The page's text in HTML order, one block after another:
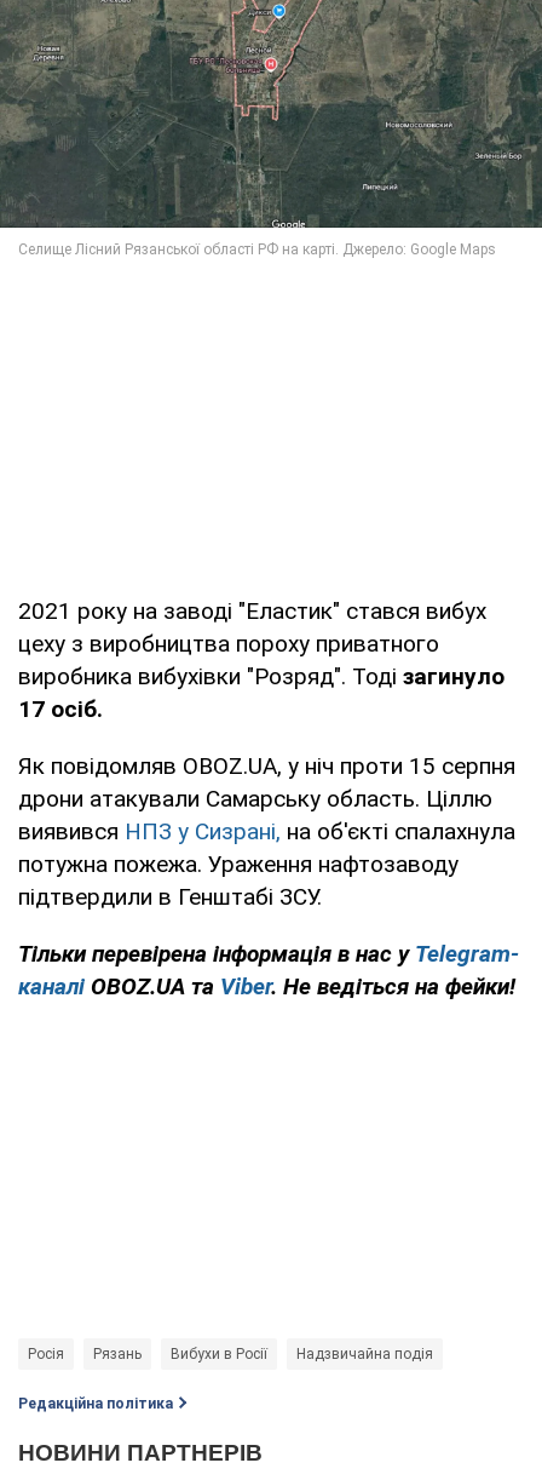
2021 року на заводі "Еластик" стався вибух
цеху з виробництва пороху приватного
виробника вибухівки "Розряд". Тоді загинуло
17 осіб.
Як повідомляв OBOZ.UA, у ніч проти 15 серпня
дрони атакували Самарську область. Ціллю
виявився НПЗ у Сизрані, на об'єкті спалахнула
потужна пожежа. Ураження нафтозаводу
підтвердили в Генштабі ЗСУ.
Тільки перевірена інформація в нас у Telegram-
каналі OBOZ.UA та Viber. Не ведіться на фейки!
Росія Рязань Вибухи в Росії Надзвичайна подія
Редакційна політика